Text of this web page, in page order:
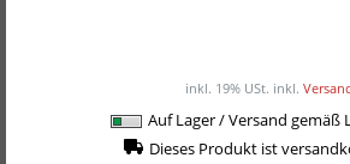
inkl. 19% USt. inkl.
Auf Lager / Versand gemäß
Dieses Produkt ist